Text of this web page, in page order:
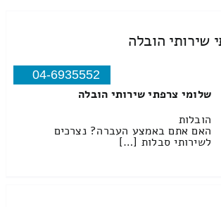
שירותי הובלה
04-6935552
שלומי צרפתי שירותי הובלה
הובלות
האם אתם באמצע העברה? נצרכים
לשירותי סבלות […]